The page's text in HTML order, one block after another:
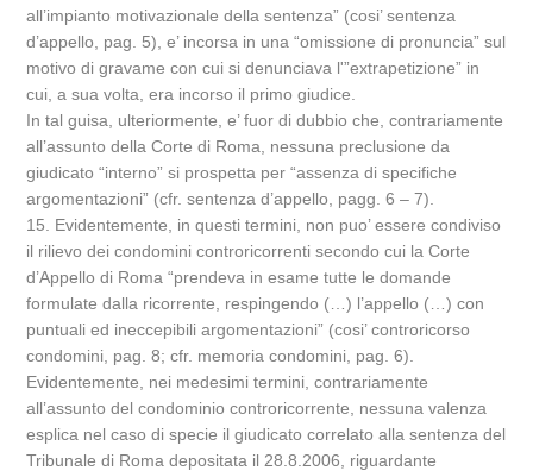
all’impianto motivazionale della sentenza” (cosi’ sentenza
d’appello, pag. 5), e’ incorsa in una “omissione di pronuncia” sul
motivo di gravame con cui si denunciava l'”extrapetizione” in
cui, a sua volta, era incorso il primo giudice.
In tal guisa, ulteriormente, e’ fuor di dubbio che, contrariamente
all’assunto della Corte di Roma, nessuna preclusione da
giudicato “interno” si prospetta per “assenza di specifiche
argomentazioni” (cfr. sentenza d’appello, pagg. 6 – 7).
15. Evidentemente, in questi termini, non puo’ essere condiviso
il rilievo dei condomini controricorrenti secondo cui la Corte
d’Appello di Roma “prendeva in esame tutte le domande
formulate dalla ricorrente, respingendo (…) l’appello (…) con
puntuali ed ineccepibili argomentazioni” (cosi’ controricorso
condomini, pag. 8; cfr. memoria condomini, pag. 6).
Evidentemente, nei medesimi termini, contrariamente
all’assunto del condominio controricorrente, nessuna valenza
esplica nel caso di specie il giudicato correlato alla sentenza del
Tribunale di Roma depositata il 28.8.2006, riguardante